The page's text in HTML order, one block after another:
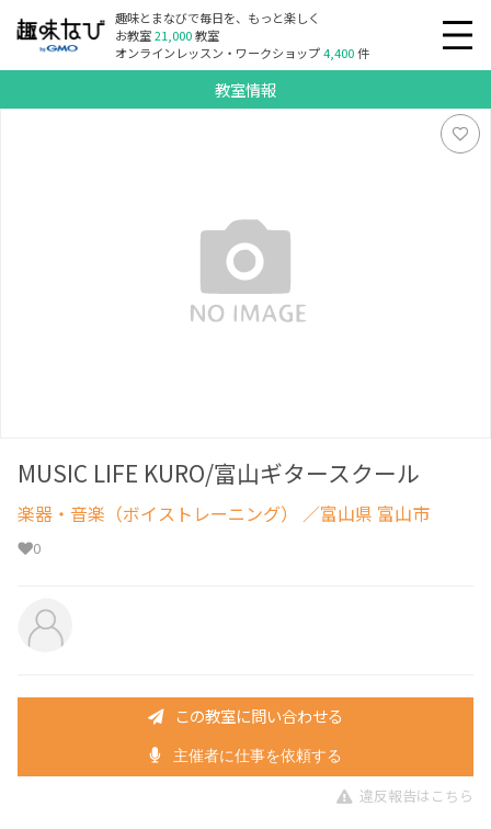
趣味とまなびで毎日を、もっと楽しく
お教室21,000教室
オンラインレッスン・ワークショップ4,400件
教室情報
MUSIC LIFE KURO/富山ギタースクール
楽器・音楽（ボイストレーニング） ／富山県 富山市
0
この教室に問い合わせる
主催者に仕事を依頼する
違反報告はこちら